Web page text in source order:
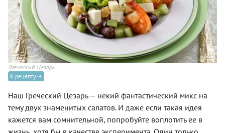
Греческий Цезарь
К рецепту
Наш Греческий Цезарь — некий фантастический микс на
тему двух знаменитых салатов. И даже если такая идея
кажется вам сомнительной, попробуйте воплотить ее в